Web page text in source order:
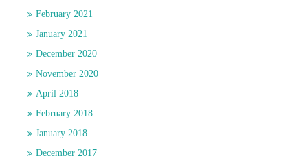
February 2021
January 2021
December 2020
November 2020
April 2018
February 2018
January 2018
December 2017